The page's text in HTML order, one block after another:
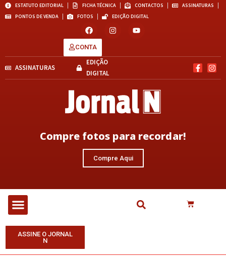
ESTATUTO EDITORIAL FICHA TÉCNICA CONTACTOS
ASSINATURAS
PONTOS DE VENDA
FOTOS EDIÇÃO DIGITAL
CONTA
ASSINATURAS
EDIÇÃO
DIGITAL
Compre fotos para recordar!
Compre Aqui
ASSINE O JORNAL
N